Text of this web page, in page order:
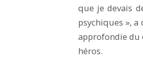
que je devais
psychiques »,
approfondie du
héros.